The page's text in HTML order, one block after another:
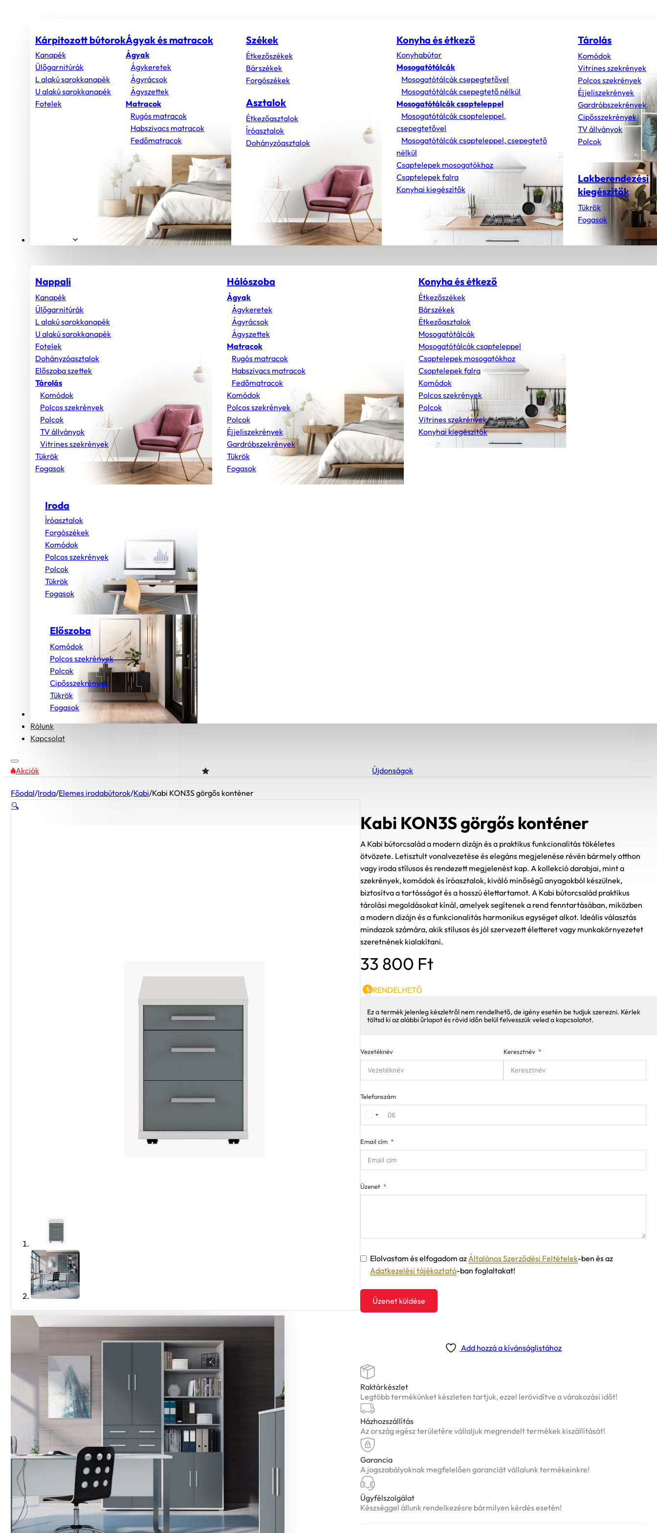
Kárpitozott bútorok
Kanapék
Ülőgarnitúrák
L alakú sarokkanapék
U alakú sarokkanapék
Fotelek
Ágyak és matracok
Ágyak
Ágykeretek
Ágyrácsok
Ágyszettek
Matracok
Rugós matracok
Habszivacs matracok
Fedőmatracok
Székek
Étkezőszékek
Bárszékek
Forgószékek
Asztalok
Étkezőasztalok
Íróasztalok
Dohányzóasztalok
Konyha és étkező
Konyhabútor
Mosogatótálcák
Mosogatótálcák csepegtetővel
Mosogatótálcák csepegtető nélkül
Mosogatótálcák csapteleppel
Mosogatótálcák csapteleppel,
csepegtetővel
Mosogatótálcák csapteleppel, csepegtető
nélkül
Csaptelepek mosogatókhoz
Csaptelepek falra
Konyhai kiegészítők
Tárolás
Komódok
Vitrines szekrények
Polcos szekrények
Éjjeliszekrények
Gardróbszekrények
Cipősszekrények
TV állványok
Polcok
Lakberendezési
kiegészítők
Tükrök
Fogasok
Nappali
Kanapék
Ülőgarnitúrák
L alakú sarokkanapék
U alakú sarokkanapék
Fotelek
Dohányzóasztalok
Előszoba szettek
Tárolás
Komódok
Polcos szekrények
Polcok
TV állványok
Vitrines szekrények
Tükrök
Fogasok
Hálószoba
Ágyak
Ágykeretek
Ágyrácsok
Ágyszettek
Matracok
Rugós matracok
Habszivacs matracok
Fedőmatracok
Komódok
Polcos szekrények
Polcok
Éjjeliszekrények
Gardróbszekrények
Tükrök
Fogasok
Konyha és étkező
Étkezőszékek
Bárszékek
Étkezőasztalok
Mosogatótálcák
Mosogatótálcák csapteleppel
Csaptelepek mosogatókhoz
Csaptelepek falra
Komódok
Polcos szekrények
Polcok
Vitrines szekrények
Konyhai kiegészítők
Iroda
Íróasztalok
Forgószékek
Komódok
Polcos szekrények
Polcok
Tükrök
Fogasok
Előszoba
Komódok
Polcos szekrények
Polcok
Cipősszekrények
Tükrök
Fogasok
Bútorcsaládok
Rólunk
Kapcsolat
Akciók Újdonságok
Főodal/Iroda/Elemes irodabútorok/Kabi/Kabi KON3S görgős konténer
🔍
Kabi KON3S görgős konténer
A Kabi bútorcsalád a modern dizájn és a praktikus funkcionalitás tökéletes
ötvözete. Letisztult vonalvezetése és elegáns megjelenése révén bármely otthon
vagy iroda stílusos és rendezett megjelenést kap. A kollekció darabjai, mint a
szekrények, komódok és íróasztalok, kiváló minőségű anyagokból készülnek,
biztosítva a tartósságot és a hosszú élettartamot. A Kabi bútorcsalád praktikus
tárolási megoldásokat kínál, amelyek segítenek a rend fenntartásában, miközben
a modern dizájn és a funkcionalitás harmonikus egységet alkot. Ideális választás
mindazok számára, akik stílusos és jól szervezett életteret vagy munkakörnyezetet
szeretnének kialakítani.
33 800 Ft
RENDELHETŐ
Ez a termék jelenleg készletről nem rendelhető, de igény esetén be tudjuk szerezni. Kérlek
töltsd ki az alábbi űrlapot és rövid időn belül felvesszük veled a kapcsolatot.
Vezetéknév Keresztnév
Telefonszám
Email cím
Üzenet
Elolvastam és elfogadom az Általános Szerződési Feltételek-ben és az
Adatkezelési tájékoztató-ban foglaltakat!
Üzenet küldése
Add hozzá a kívánságlistához
Raktárkészlet
Legtöbb termékünket készleten tartjuk, ezzel lerövidítve a várakozási időt!
Házhozszállítás
Az ország egész területére vállaljuk megrendelt termékek kiszállítását!
Garancia
A jogszabályoknak megfelelően garanciát vállalunk termékeinkre!
Ügyfélszolgálat
Készséggel állunk rendelkezésre bármilyen kérdés esetén!